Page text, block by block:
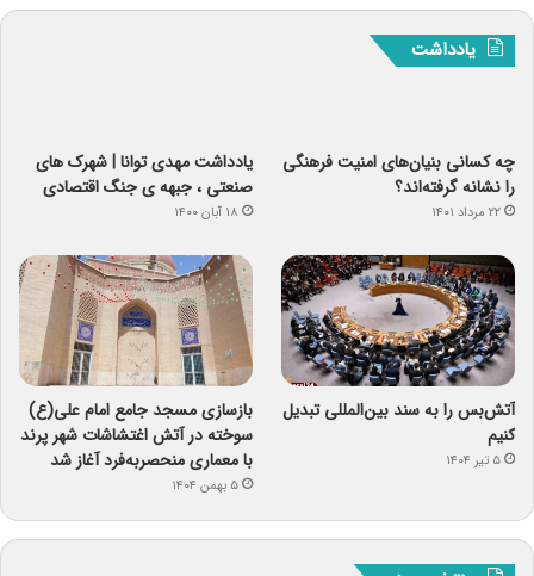
یادداشت
چه کسانی بنیان‌های امنیت فرهنگی
را نشانه گرفته‌اند؟
۲۲ مرداد ۱۴۰۱
یادداشت مهدی توانا | شهرک های
صنعتی ، جبهه ی جنگ اقتصادی
۱۸ آبان ۱۴۰۰
آتش‌بس را به سند بین‌المللی تبدیل
کنیم
۵ تیر ۱۴۰۴
بازسازی مسجد جامع امام علی(ع)
سوخته در آتش اغتشاشات شهر پرند
با معماری منحصربه‌فرد آغاز شد
۵ بهمن ۱۴۰۴